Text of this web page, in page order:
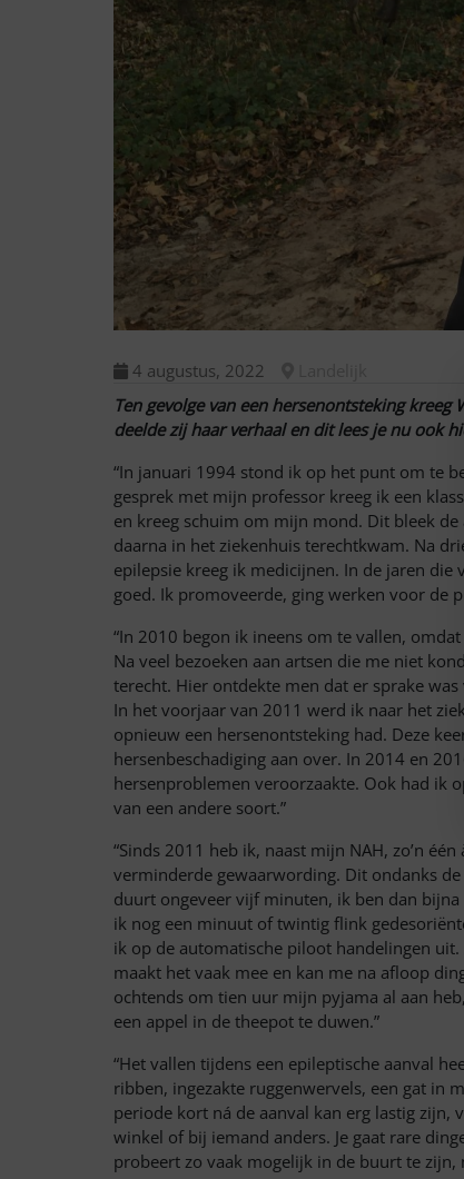
4 augustus, 2022
Ten gevolge van een hersenontsteking kreeg
deelde zij haar verhaal en dit lees je nu ook
“In januari 1994 stond ik op het punt om te
gesprek met mijn professor kreeg ik een
en kreeg schuim om mijn mond. Dit bleek
daarna in het ziekenhuis terechtkwam. Na
epilepsie kreeg ik medicijnen. In de jaren
goed. Ik promoveerde, ging werken voor de
“In 2010 begon ik ineens om te vallen,
Na veel bezoeken aan artsen die me niet
terecht. Hier ontdekte men dat er sprake
In het voorjaar van 2011 werd ik naar het
opnieuw een hersenontsteking had. Deze
hersenbeschadiging aan over. In 2014 en
hersenproblemen veroorzaakte. Ook had ik
van een andere soort.”
“Sinds 2011 heb ik, naast mijn NAH, zo’n
verminderde gewaarwording. Dit ondanks
duurt ongeveer vijf minuten, ik ben dan
ik nog een minuut of twintig flink
ik op de automatische piloot handelingen
maakt het vaak mee en kan me na afloop
ochtends om tien uur mijn pyjama al aan
een appel in de theepot te duwen.”
“Het vallen tijdens een epileptische aanval
ribben, ingezakte ruggenwervels, een gat in
periode kort ná de aanval kan erg lastig zijn,
winkel of bij iemand anders. Je gaat rare
probeert zo vaak mogelijk in de buurt te